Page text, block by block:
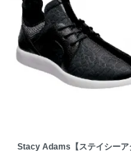
Stacy Adams【ステイシーア